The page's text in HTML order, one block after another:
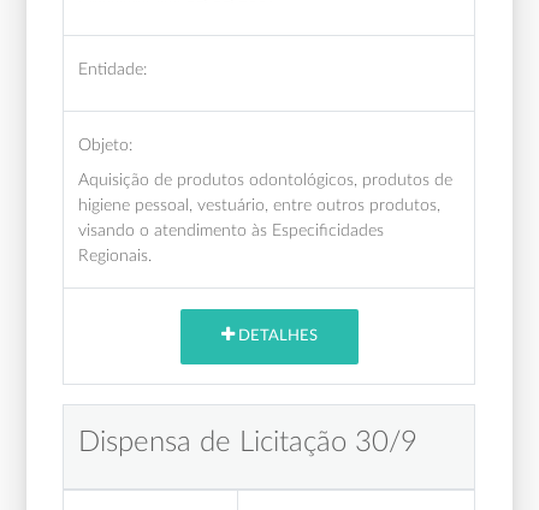
Entidade:
Objeto:
Aquisição de produtos odontológicos, produtos de
higiene pessoal, vestuário, entre outros produtos,
visando o atendimento às Especificidades
Regionais.
DETALHES
Dispensa de Licitação 30/9